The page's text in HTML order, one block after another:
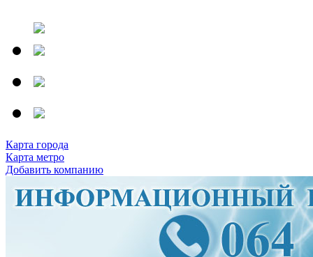
Карта города
Карта метро
Добавить компанию